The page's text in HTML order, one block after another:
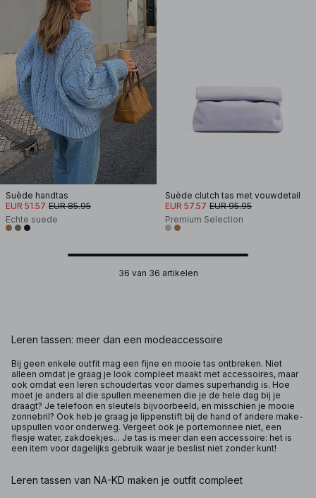
Suède handtas
EUR 51.57 EUR 85.95
Echte suede
Suède clutch tas met vouwdetail
EUR 57.57 EUR 95.95
Premium Selection
36 van 36 artikelen
Leren tassen: meer dan een modeaccessoire
Bij geen enkele outfit mag een fijne en mooie tas ontbreken. Niet
alleen omdat je graag je look compleet maakt met accessoires, maar
ook omdat een leren schoudertas voor dames superhandig is. Hoe
moet je anders al die spullen meenemen die je de hele dag bij je
draagt? Je telefoon en sleutels bijvoorbeeld, en misschien je mooie
zonnebril? Ook heb je graag je lippenstift bij de hand of andere make-
upspullen voor onderweg. Vergeet ook je portemonnee niet, een
flesje water, zakdoekjes... Je tas is meer dan een accessoire: het is
een item voor dagelijks gebruik waar je beslist niet zonder kunt!
Leren tassen van NA-KD maken je outfit compleet